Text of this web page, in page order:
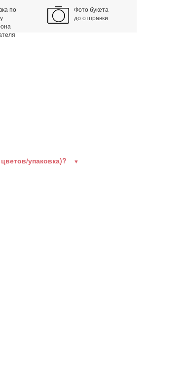
по
Фото букета
до отправки
упаковка)?